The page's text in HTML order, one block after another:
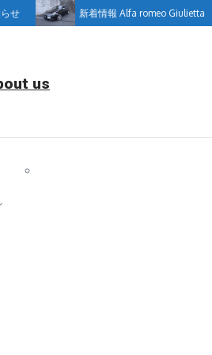
新着情報 Alfa romeo Giulietta
us